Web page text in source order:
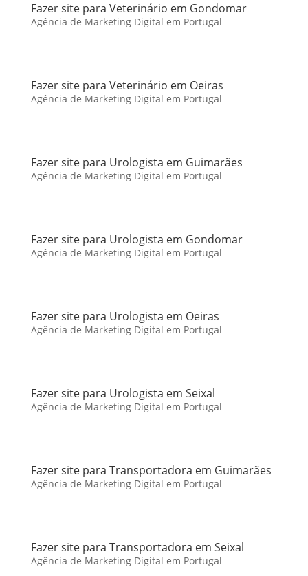
Fazer site para Veterinário em Gondomar
Agência de Marketing Digital em Portugal
Fazer site para Veterinário em Oeiras
Agência de Marketing Digital em Portugal
Fazer site para Urologista em Guimarães
Agência de Marketing Digital em Portugal
Fazer site para Urologista em Gondomar
Agência de Marketing Digital em Portugal
Fazer site para Urologista em Oeiras
Agência de Marketing Digital em Portugal
Fazer site para Urologista em Seixal
Agência de Marketing Digital em Portugal
Fazer site para Transportadora em Guimarães
Agência de Marketing Digital em Portugal
Fazer site para Transportadora em Seixal
Agência de Marketing Digital em Portugal